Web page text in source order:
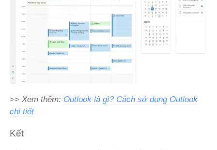
>> Xem thêm: Outlook là gì? Cách sử dụng Outlook
chi tiết
Kết